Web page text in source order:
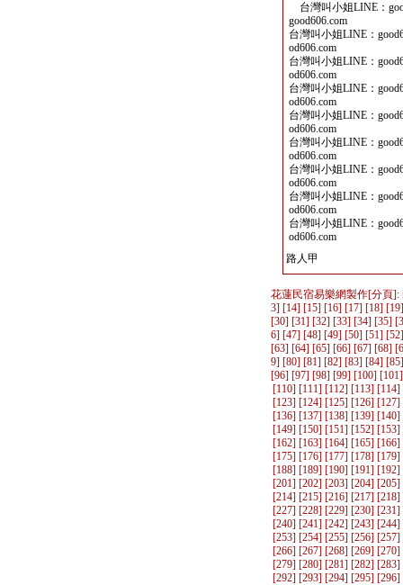
台灣叫小姐LINE：
good606.com
台灣叫小姐LINE：
od606.com
台灣叫小姐LINE：
od606.com
台灣叫小姐LINE：
od606.com
台灣叫小姐LINE：
od606.com
台灣叫小姐LINE：
od606.com
台灣叫小姐LINE：
od606.com
台灣叫小姐LINE：
od606.com
台灣叫小姐LINE：
od606.com
路人甲
花蓮民宿易樂網製作[分頁]:
3] [14] [15] [16] [17] [18] [19
[30] [31] [32] [33] [34] [35] [
6] [47] [48] [49] [50] [51] [52
[63] [64] [65] [66] [67] [68] [
9] [80] [81] [82] [83] [84] [85
[96] [97] [98] [99] [100] [101
[110] [111] [112] [113] [114]
[123] [124] [125] [126] [127]
[136] [137] [138] [139] [140]
[149] [150] [151] [152] [153]
[162] [163] [164] [165] [166]
[175] [176] [177] [178] [179]
[188] [189] [190] [191] [192]
[201] [202] [203] [204] [205]
[214] [215] [216] [217] [218]
[227] [228] [229] [230] [231]
[240] [241] [242] [243] [244]
[253] [254] [255] [256] [257]
[266] [267] [268] [269] [270]
[279] [280] [281] [282] [283]
[292] [293] [294] [295] [296]